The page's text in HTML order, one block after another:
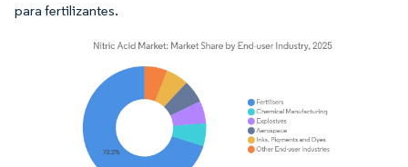
para fertilizantes.